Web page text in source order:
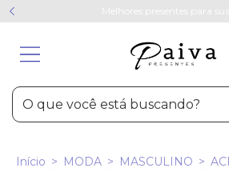
Melhores presentes para sua
Início > MODA > MASCULINO >